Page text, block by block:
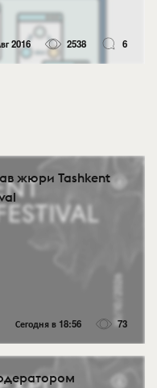
2016 2538 6
жюри Tashkent
Сегодня в 18:56 73